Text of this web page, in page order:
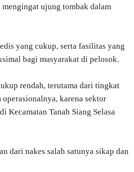
mengingat ujung tombak dalam
yang cukup, serta fasilitas yang
bagi masyarakat di pelosok.
rendah, terutama dari tingkat
karena sektor
Kecamatan Tanah Siang Selasa
dari nakes salah satunya sikap dan